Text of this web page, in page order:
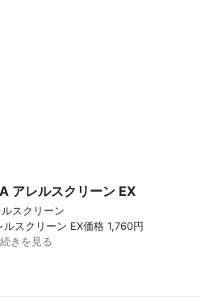
アレルスクリーン EX
スクリーン
スクリーン EX価格 1,760円
続きを見る